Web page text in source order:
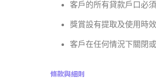
客戶的所有貸款戶口必
獎賞設有提取及使用時
客戶在任何情況下關閉
條款與細則